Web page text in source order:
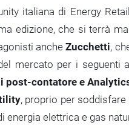
italiana di Energy
edizione, che si terrà
ancheZucchetti,
mercato per i seguenti
post‑contatore e
, proprio per
energia elettrica e gas